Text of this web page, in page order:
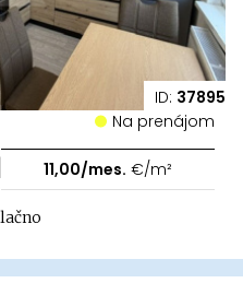
ID: 37895
Na prenájom
11,00/mes. €/m²